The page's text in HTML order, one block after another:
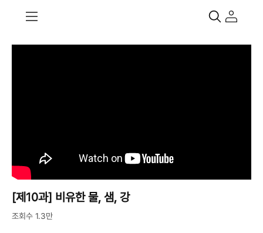
[제10과] 비유한 물, 샘, 강
조회수 1.3만